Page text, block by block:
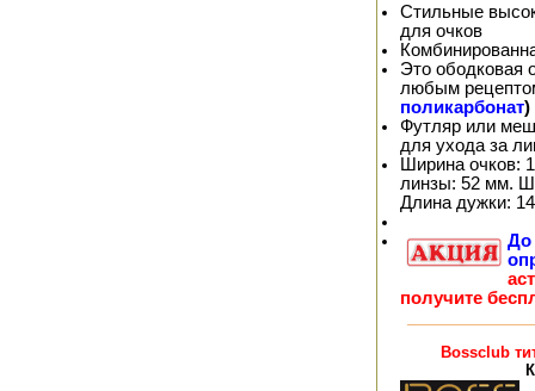
Стильные
для очков
Это ободковая
любым
поликарбонат)
Футляр или
для ухода за
Ширина очков:
линзы: 52 мм.
Длина дужки:
До
получите
Bossclub